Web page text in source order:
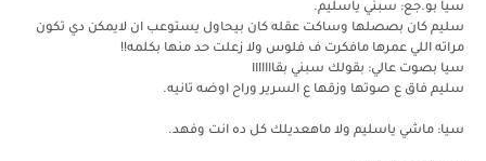
سيا بو.جع: سبني ياسليم.
سليم كان بصصلها وساكت عقله كان بيحاول يستوعب ان لايمكن دي تكون
مراته اللي عمرها مافكرت ف فلوس ولا زعلت حد منها بكلمه!!
سيا بصوت عالي: بقولك سبني بقااااااا
سليم فاق ع صوتها وزقها ع السرير وراح اوضه تانيه.
سيا: ماشي ياسليم ولا ماهعديلك كل ده انت وفهد.